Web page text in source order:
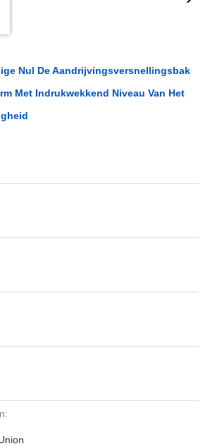
Nul De Aandrijvingsversnellingsbak
Met Indrukwekkend Niveau Van Het